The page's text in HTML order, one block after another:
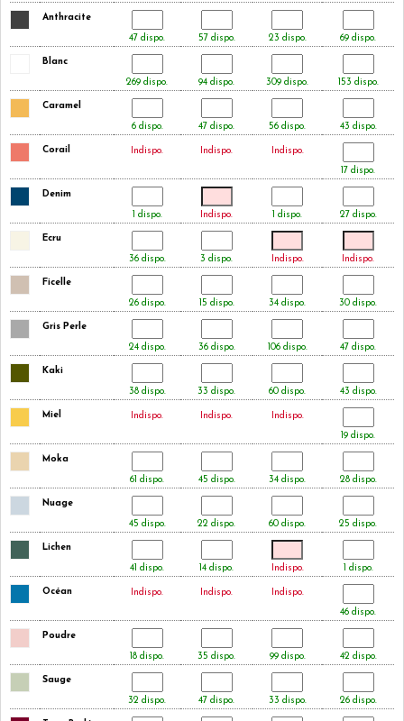
Anthracite
47 dispo. 57 dispo. 23 dispo. 69 dispo.
Blanc
269 dispo. 94 dispo. 309 dispo. 153 dispo.
Caramel
6 dispo. 47 dispo. 56 dispo. 43 dispo.
Corail Indispo. Indispo.
Indispo.
17 dispo.
Denim
1 dispo. Indispo. 1 dispo. 27 dispo.
Ecru
36 dispo. 3 dispo. Indispo. Indispo.
Ficelle
26 dispo. 15 dispo. 34 dispo. 30 dispo.
Gris Perle
24 dispo. 36 dispo. 106 dispo. 47 dispo.
Kaki
38 dispo. 33 dispo. 60 dispo. 43 dispo.
Miel Indispo. Indispo.
Indispo.
19 dispo.
Moka
61 dispo. 45 dispo. 34 dispo. 28 dispo.
Nuage
45 dispo. 22 dispo. 60 dispo. 25 dispo.
Lichen
41 dispo. 14 dispo. Indispo. 1 dispo.
Océan Indispo. Indispo.
Indispo.
46 dispo.
Poudre
18 dispo. 35 dispo. 99 dispo. 42 dispo.
Sauge
32 dispo. 47 dispo. 33 dispo. 26 dispo.